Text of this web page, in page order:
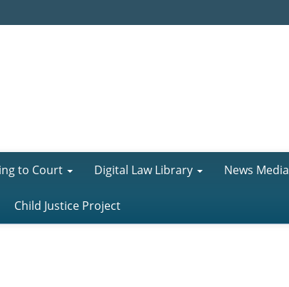
to Court Digital Law Library News Media
Child Justice Project